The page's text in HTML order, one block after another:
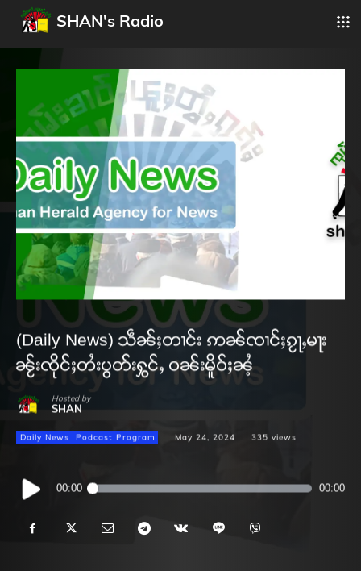
SHAN's Radio
(Daily News) သဵၼ်ႈတၢင်း ဢၼ်ၸၢင်ႈၵႂႃႇမႃး
ၼႂ်းၸိုင်ႈတႆးပွတ်းႁွင်ႇ ဝၼ်းမိူဝ်ႈၼႆ့
Hosted by
SHAN
Daily News Podcast Program May 24, 2024 335 views
Audio
Player
00:00 00:00